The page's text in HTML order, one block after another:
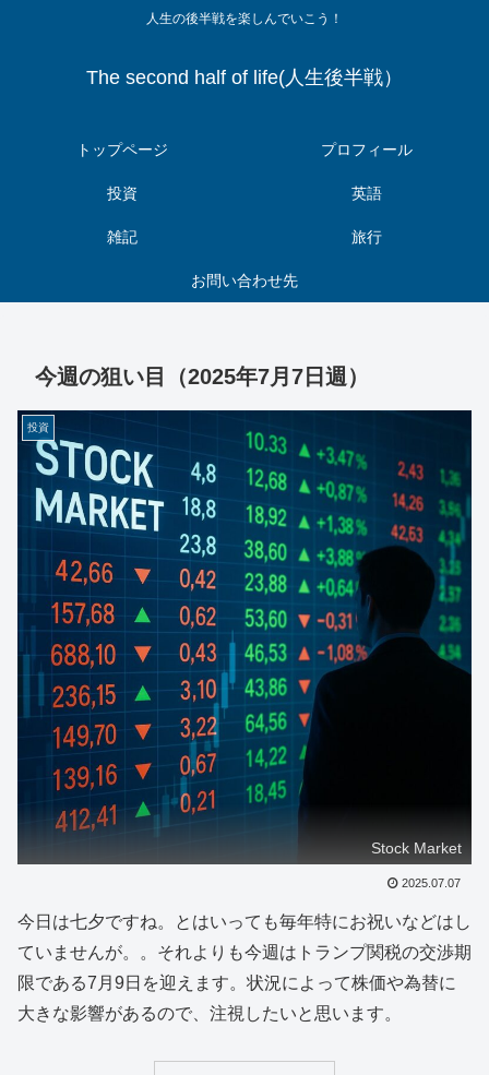
人生の後半戦を楽しんでいこう！
The second half of life(人生後半戦）
トップページ プロフィール
投資 英語
雑記 旅行
お問い合わせ先
今週の狙い目（2025年7月7日週）
投資
Stock Market
2025.07.07
今日は七夕ですね。とはいっても毎年特にお祝いなどはし
ていませんが。。それよりも今週はトランプ関税の交渉期
限である7月9日を迎えます。状況によって株価や為替に
大きな影響があるので、注視したいと思います。